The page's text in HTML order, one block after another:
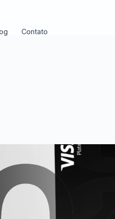
e SPEI em dólar digital
IOF · Apple & Google
com PIX
Contato